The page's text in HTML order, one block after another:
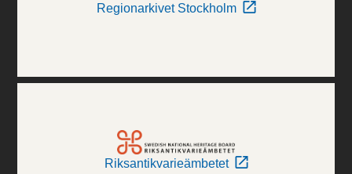
Regionarkivet Stockholm
Riksantikvarieämbetet